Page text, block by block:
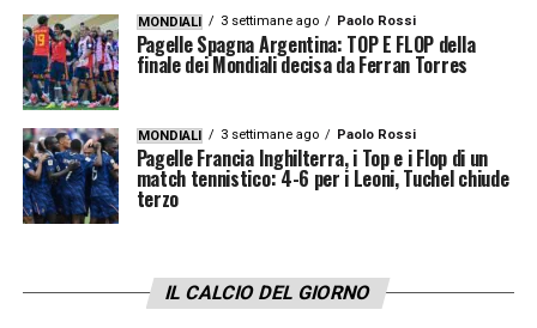
MONDIALI 3 settimane ago Paolo Rossi
Pagelle Spagna Argentina: TOP E FLOP della
finale dei Mondiali decisa da Ferran Torres
MONDIALI 3 settimane ago Paolo Rossi
Pagelle Francia Inghilterra, i Top e i Flop di un
match tennistico: 4-6 per i Leoni, Tuchel chiude
terzo
IL CALCIO DEL GIORNO